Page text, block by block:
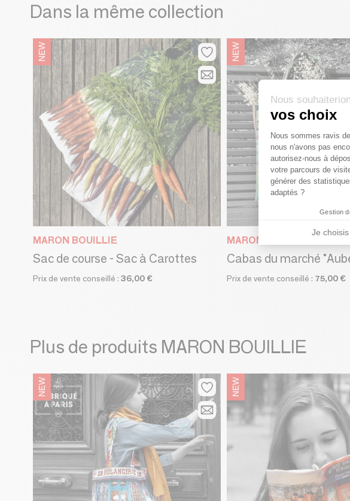
Dans la même collection
MARON BOUILLIE
Sac de course - Sac à Carottes
Prix de vente conseillé : 36,00 €
MARON BOUILLIE
Prix de vente conseillé : 75,00 €
Plus de produits MARON BOUILLIE
Nous
vos choix
Plateforme
Nous sommes ravis
nous n'avons pas
autorisez-nous à
votre parcours de
générer des
adaptés ?
Gestion
Je choisis